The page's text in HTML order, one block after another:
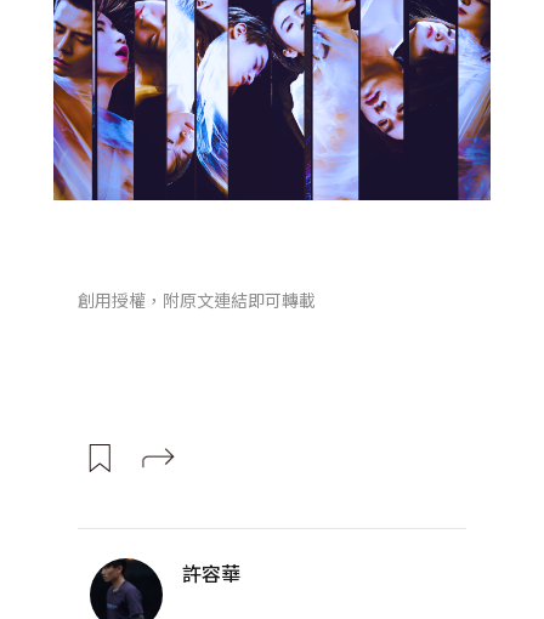
創用授權，附原文連結即可轉載
許容華